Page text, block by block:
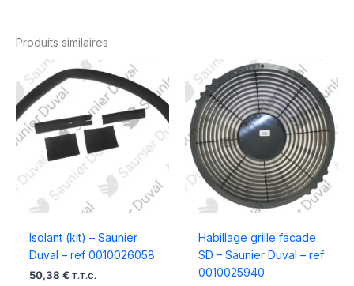
Produits similaires
Isolant (kit) – Saunier
Duval – ref 0010026058
50,38 € T.T.C.
Habillage grille facade
SD – Saunier Duval – ref
0010025940